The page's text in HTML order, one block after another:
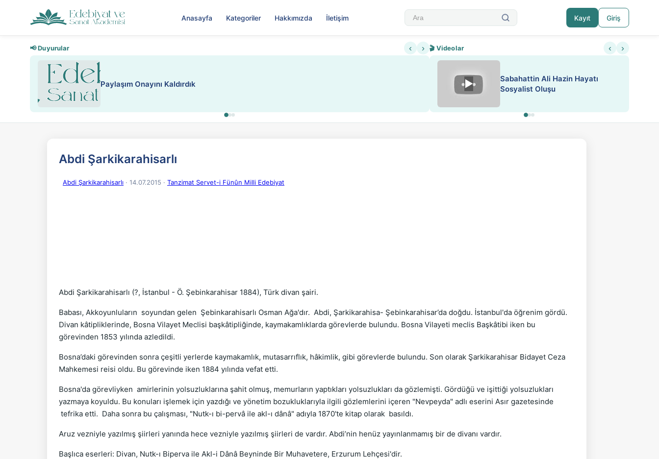
Anasayfa Kategoriler Hakkımızda İletişim Kayıt Giriş
📢 Duyurular ‹ ›
Paylaşım Onayını Kaldırdık Nadir içeriklere kısıtlama ve kredi sistemi
🎬 Videolar ‹ ›
▶
Sabahattin Ali Hazin Hayatı
Sosyalist Oluşu
Abdi Şarkikarahisarlı
Abdi Şarkikarahisarlı · 14.07.2015 · Tanzimat Servet-i Fünûn Milli Edebiyat
Abdi Şarkikarahisarlı (?, İstanbul - Ö. Şebinkarahisar 1884), Türk divan şairi.
Babası, Akkoyunluların soyundan gelen Şebinkarahisarlı Osman Ağa'dır. Abdi, Şarkikarahisa- Şebinkarahisar’da doğdu. İstanbul'da öğrenim gördü.
Divan kâtipliklerinde, Bosna Vilayet Meclisi başkâtipliğinde, kaymakamlıklarda görevlerde bulundu. Bosna Vilayeti meclis Başkâtibi iken bu
görevinden 1853 yılında azledildi.
Bosna’daki görevinden sonra çeşitli yerlerde kaymakamlık, mutasarrıflık, hâkimlik, gibi görevlerde bulundu. Son olarak Şarkikarahisar Bidayet Ceza
Mahkemesi reisi oldu. Bu görevinde iken 1884 yılında vefat etti.
Bosna'da görevliyken amirlerinin yolsuzluklarına şahit olmuş, memurların yaptıkları yolsuzlukları da gözlemişti. Gördüğü ve işittiği yolsuzlukları
yazmaya koyuldu. Bu konuları işlemek için yazdığı ve yönetim bozukluklarıyla ilgili gözlemlerini içeren "Nevpeyda" adlı eserini Asır gazetesinde
tefrika etti. Daha sonra bu çalışması, "Nutk-ı bi-pervâ ile akl-ı dânâ" adıyla 1870'te kitap olarak basıldı.
Aruz vezniyle yazılmış şiirleri yanında hece vezniyle yazılmış şiirleri de vardır. Abdi’nin henüz yayınlanmamış bir de divanı vardır.
Başlıca eserleri: Divan, Nutk-ı Biperva ile Akl-i Dânâ Beyninde Bir Muhavetere, Erzurum Lehçesi'dir.